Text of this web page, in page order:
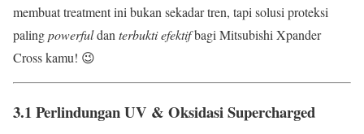
membuat treatment ini bukan sekadar tren, tapi solusi proteksi
palingpowerfuldanterbukti efektifbagi Mitsubishi Xpander
Cross kamu! 😉
3.1 Perlindungan UV & Oksidasi Supercharged